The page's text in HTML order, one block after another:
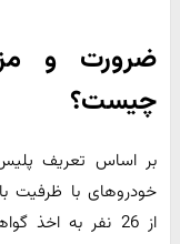
ضرورت و
چیست؟
بر اساس تعریف پلیس